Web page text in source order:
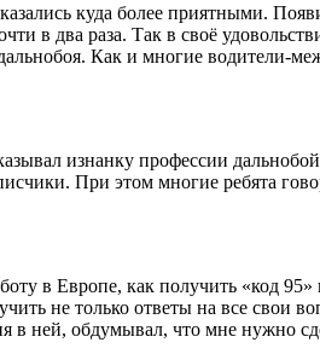
куда более приятными.
два раза. Так в своё
Как и многие водители-
изнанку профессии
При этом многие ребята
в Европе, как получить «код
не только ответы на все свои
в ней, обдумывал, что мне нужно